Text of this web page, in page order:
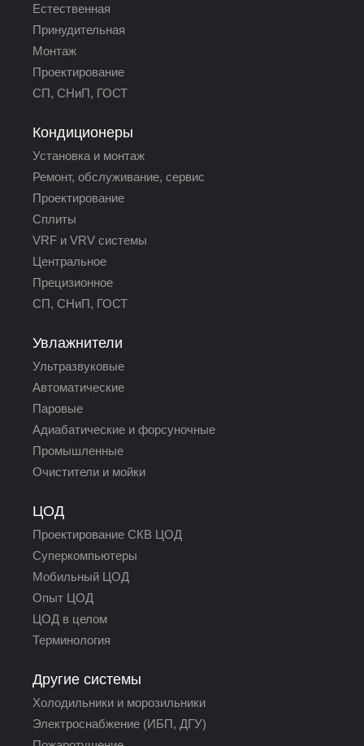
Естественная
Принудительная
Монтаж
Проектирование
СП, СНиП, ГОСТ
Кондиционеры
Установка и монтаж
Ремонт, обслуживание, сервис
Проектирование
Сплиты
VRF и VRV системы
Центральное
Прецизионное
СП, СНиП, ГОСТ
Увлажнители
Ультразвуковые
Автоматические
Паровые
Адиабатические и форсуночные
Промышленные
Очистители и мойки
ЦОД
Проектирование СКВ ЦОД
Суперкомпьютеры
Мобильный ЦОД
Опыт ЦОД
ЦОД в целом
Терминология
Другие системы
Холодильники и морозильники
Электроснабжение (ИБП, ДГУ)